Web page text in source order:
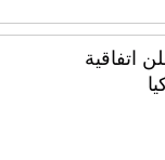
اتفاقية